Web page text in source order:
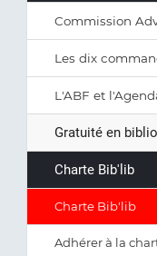
Commission
Les dix
L'ABF et
Gratuité en
Charte Bib'lib
Charte Bib'lib
Adhérer à la